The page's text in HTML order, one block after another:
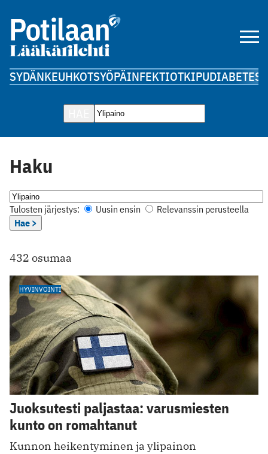
SYDÄNKEUHKOTSYÖPÄINFEKTIOTKIPUDIABETES
Haku
Tulosten järjestys: Uusin ensin
Relevanssin perusteella
Hae >
432 osumaa
HYVINVOINTI
Juoksutesti paljastaa: varusmiesten
kunto on romahtanut
Kunnon heikentyminen ja ylipainon